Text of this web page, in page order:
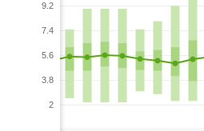
9.2
7.4
5.6
3.8
2